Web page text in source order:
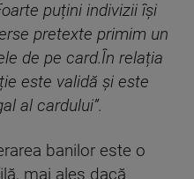
puțini indivizii își
pretexte primim un
de pe card.În relația
este validă și este
al cardului”.
banilor este o
mai ales dacă